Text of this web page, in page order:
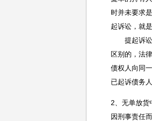
时并未要求
起诉讼，就
提起诉讼
区别的，法
债权人向同
已起诉债务
2、无单放货
因刑事责任